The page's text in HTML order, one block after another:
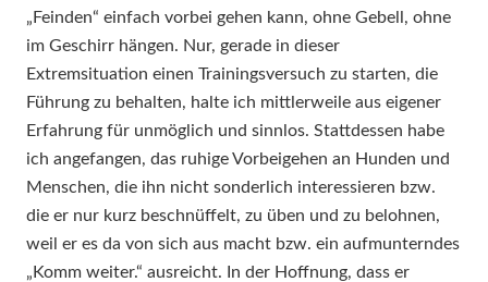
„Feinden“ einfach vorbei gehen kann, ohne Gebell, ohne
im Geschirr hängen. Nur, gerade in dieser
Extremsituation einen Trainingsversuch zu starten, die
Führung zu behalten, halte ich mittlerweile aus eigener
Erfahrung für unmöglich und sinnlos. Stattdessen habe
ich angefangen, das ruhige Vorbeigehen an Hunden und
Menschen, die ihn nicht sonderlich interessieren bzw.
die er nur kurz beschnüffelt, zu üben und zu belohnen,
weil er es da von sich aus macht bzw. ein aufmunterndes
„Komm weiter.“ ausreicht. In der Hoffnung, dass er